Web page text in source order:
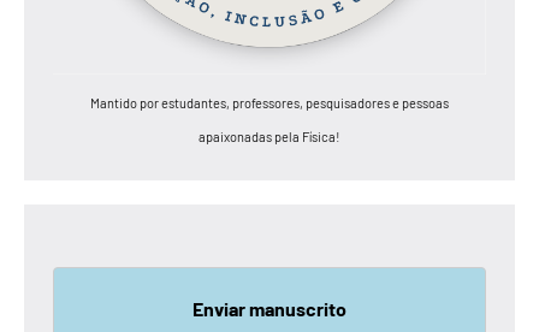
Mantido por estudantes, professores, pesquisadores e pessoas
apaixonadas pela Física!
Enviar manuscrito